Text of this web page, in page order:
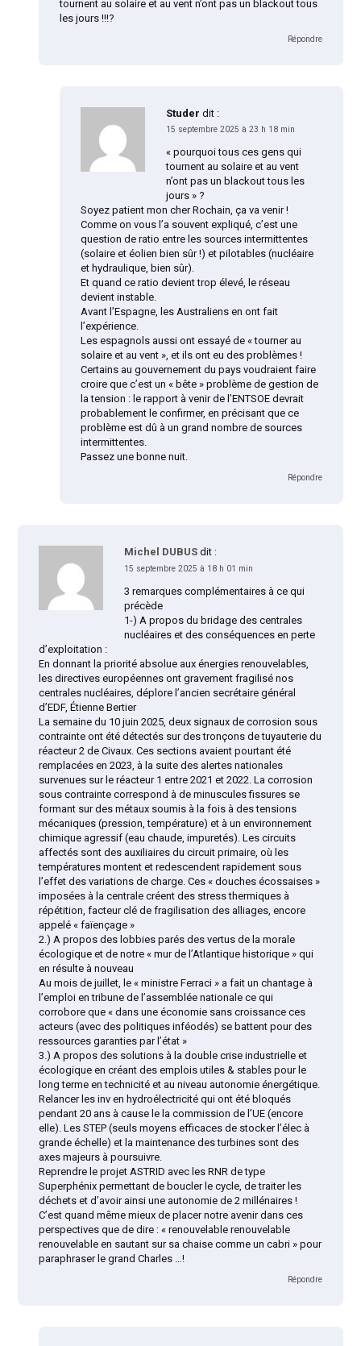
tournent au solaire et au vent n’ont pas un blackout tous
les jours !!!?
Répondre
Studer dit :
15 septembre 2025 à 23 h 18 min
« pourquoi tous ces gens qui
tournent au solaire et au vent
n’ont pas un blackout tous les
jours » ?
Soyez patient mon cher Rochain, ça va venir !
Comme on vous l’a souvent expliqué, c’est une
question de ratio entre les sources intermittentes
(solaire et éolien bien sûr !) et pilotables (nucléaire
et hydraulique, bien sûr).
Et quand ce ratio devient trop élevé, le réseau
devient instable.
Avant l’Espagne, les Australiens en ont fait
l’expérience.
Les espagnols aussi ont essayé de « tourner au
solaire et au vent », et ils ont eu des problèmes !
Certains au gouvernement du pays voudraient faire
croire que c’est un « bête » problème de gestion de
la tension : le rapport à venir de l’ENTSOE devrait
probablement le confirmer, en précisant que ce
problème est dû à un grand nombre de sources
intermittentes.
Passez une bonne nuit.
Répondre
Michel DUBUS dit :
15 septembre 2025 à 18 h 01 min
3 remarques complémentaires à ce qui
précède
1-) A propos du bridage des centrales
nucléaires et des conséquences en perte
d’exploitation :
En donnant la priorité absolue aux énergies renouvelables,
les directives européennes ont gravement fragilisé nos
centrales nucléaires, déplore l’ancien secrétaire général
d’EDF, Étienne Bertier
La semaine du 10 juin 2025, deux signaux de corrosion sous
contrainte ont été détectés sur des tronçons de tuyauterie du
réacteur 2 de Civaux. Ces sections avaient pourtant été
remplacées en 2023, à la suite des alertes nationales
survenues sur le réacteur 1 entre 2021 et 2022. La corrosion
sous contrainte correspond à de minuscules fissures se
formant sur des métaux soumis à la fois à des tensions
mécaniques (pression, température) et à un environnement
chimique agressif (eau chaude, impuretés). Les circuits
affectés sont des auxiliaires du circuit primaire, où les
températures montent et redescendent rapidement sous
l’effet des variations de charge. Ces « douches écossaises »
imposées à la centrale créent des stress thermiques à
répétition, facteur clé de fragilisation des alliages, encore
appelé « faïençage »
2.) A propos des lobbies parés des vertus de la morale
écologique et de notre « mur de l’Atlantique historique » qui
en résulte à nouveau
Au mois de juillet, le « ministre Ferraci » a fait un chantage à
l’emploi en tribune de l’assemblée nationale ce qui
corrobore que « dans une économie sans croissance ces
acteurs (avec des politiques inféodés) se battent pour des
ressources garanties par l’état »
3.) A propos des solutions à la double crise industrielle et
écologique en créant des emplois utiles & stables pour le
long terme en technicité et au niveau autonomie énergétique.
Relancer les inv en hydroélectricité qui ont été bloqués
pendant 20 ans à cause le la commission de l’UE (encore
elle). Les STEP (seuls moyens efficaces de stocker l’élec à
grande échelle) et la maintenance des turbines sont des
axes majeurs à poursuivre.
Reprendre le projet ASTRID avec les RNR de type
Superphénix permettant de boucler le cycle, de traiter les
déchets et d’avoir ainsi une autonomie de 2 millénaires !
C’est quand même mieux de placer notre avenir dans ces
perspectives que de dire : « renouvelable renouvelable
renouvelable en sautant sur sa chaise comme un cabri » pour
paraphraser le grand Charles …!
Répondre